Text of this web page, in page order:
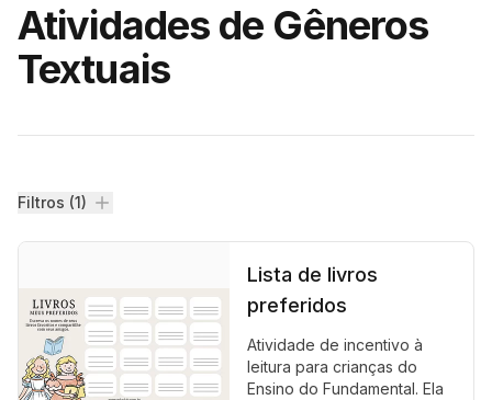
Atividades de Gêneros
Textuais
Filtros
Filtros (1)
Lista de livros
preferidos
Atividade de incentivo à
leitura para crianças do
Ensino do Fundamental. Ela